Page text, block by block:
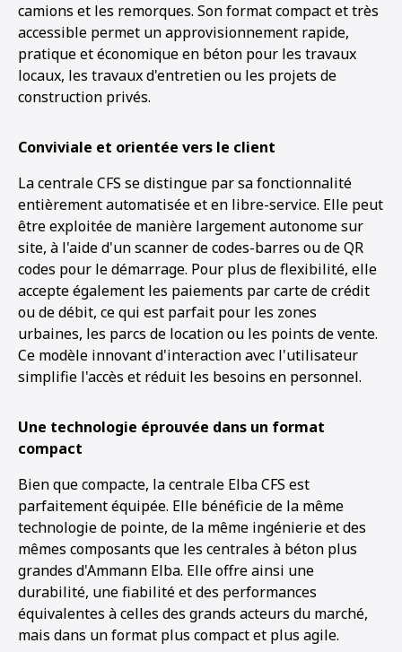
camions et les remorques. Son format compact et très
accessible permet un approvisionnement rapide,
pratique et économique en béton pour les travaux
locaux, les travaux d'entretien ou les projets de
construction privés.
Conviviale et orientée vers le client
La centrale CFS se distingue par sa fonctionnalité
entièrement automatisée et en libre-service. Elle peut
être exploitée de manière largement autonome sur
site, à l'aide d'un scanner de codes-barres ou de QR
codes pour le démarrage. Pour plus de flexibilité, elle
accepte également les paiements par carte de crédit
ou de débit, ce qui est parfait pour les zones
urbaines, les parcs de location ou les points de vente.
Ce modèle innovant d'interaction avec l'utilisateur
simplifie l'accès et réduit les besoins en personnel.
Une technologie éprouvée dans un format
compact
Bien que compacte, la centrale Elba CFS est
parfaitement équipée. Elle bénéficie de la même
technologie de pointe, de la même ingénierie et des
mêmes composants que les centrales à béton plus
grandes d'Ammann Elba. Elle offre ainsi une
durabilité, une fiabilité et des performances
équivalentes à celles des grands acteurs du marché,
mais dans un format plus compact et plus agile.